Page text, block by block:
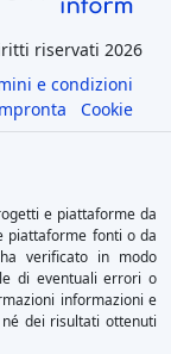
riservati 2026
e condizioni
Cookie
e piattaforme da
piattaforme fonti o da
verificato in modo
di eventuali errori o
informazioni e
dei risultati ottenuti